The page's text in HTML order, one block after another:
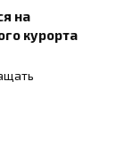
на
курорта